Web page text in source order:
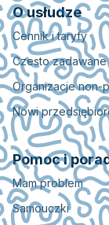
O usłudze
Cennik i taryfy
Czesto
Organizacje non-
Nowi
Pomoc i
Mam problem
Samouczki